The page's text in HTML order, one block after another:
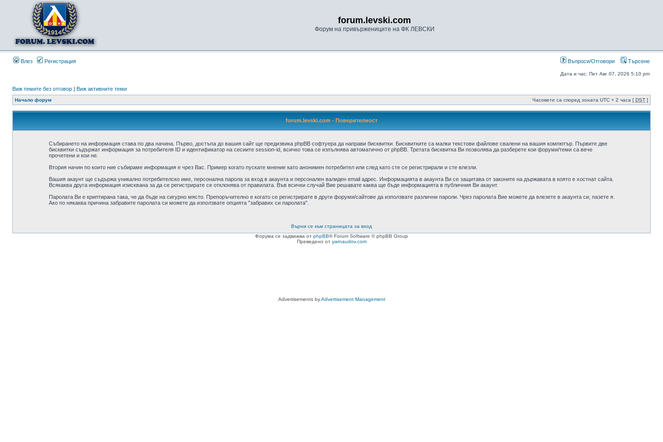
forum.levski.com
Форум на привържениците на ФК ЛЕВСКИ
Влез Регистрация Въпроси/Отговори Търсене
Дата и час: Пет Авг 07, 2026 5:10 pm
Виж темите без отговор | Виж активните теми
Начало форум Часовете са според зоната UTC + 2 часа [ DST ]
forum.levski.com - Поверителност
Събирането на информация става по два начина. Първо, достъпа до вашия сайт ще предизвика phpBB софтуера да направи бисквитки. Бисквитките са малки текстови файлове свалени на вашия компютър. Първите две
бисквитки съдържат информация за потребителя ID и идентификатор на сесиите session-id, всичко това се изпълнява автоматично от phpBB. Третата бисквитка Ви позволява да разберете кои форуми/теми са вече
прочетени и кои не.
Втория начин по които ние събираме информация е чрез Вас. Пример когато пускате мнение като анонимен потребител или след като сте се регистрирали и сте влезли.
Вашия акаунт ще съдържа уникално потребителско име, персонална парола за вход в акаунта и персонален валиден email адрес. Информацията в акаунта Ви се защитава от законите на държавата в която е хостнат сайта.
Всякаква друга информация изисквана за да се регистрирате се отклонява от правилата. Във всички случай Вие решавате каква ще бъде информацията в публичния Ви акаунт.
Паролата Ви е криптирана така, че да бъде на сигурно място. Препоръчително е когато се регистрирате в други форуми/сайтове да използвате различни пароли. Чрез паролата Вие можете да влезете в акаунта си, пазете я.
Ако по някаква причина забравите паролата си можете да използвате опцията "забравих си паролата".
Върни се към страницата за вход
Форума се задвижва от phpBB® Forum Software © phpBB Group
Преведено от yarnaudov.com
Advertisements byAdvertisement Management